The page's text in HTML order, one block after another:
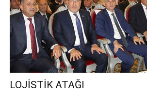
LOJİSTİK ATAĞI